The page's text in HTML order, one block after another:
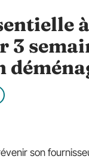
à
3
son